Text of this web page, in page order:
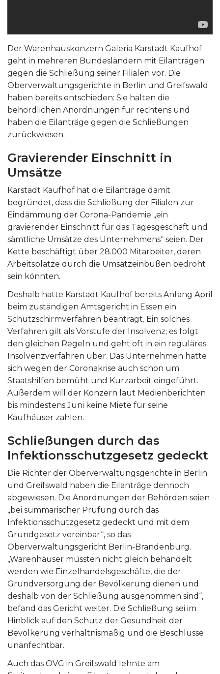
Der Warenhauskonzern Galeria Karstadt Kaufhof
geht in mehreren Bundesländern mit Eilanträgen
gegen die Schließung seiner Filialen vor. Die
Oberverwaltungsgerichte in Berlin und Greifswald
haben bereits entschieden: Sie halten die
behördlichen Anordnungen für rechtens und
haben die Eilanträge gegen die Schließungen
zurückwiesen.
Gravierender Einschnitt in
Umsätze
Karstadt Kaufhof hat die Eilanträge damit
begründet, dass die Schließung der Filialen zur
Eindämmung der Corona-Pandemie „ein
gravierender Einschnitt für das Tagesgeschäft und
sämtliche Umsätze des Unternehmens“ seien. Der
Kette beschäftigt über 28.000 Mitarbeiter, deren
Arbeitsplätze durch die Umsatzeinbußen bedroht
sein könnten.
Deshalb hatte Karstadt Kaufhof bereits Anfang April
beim zuständigen Amtsgericht in Essen ein
Schutzschirmverfahren beantragt. Ein solches
Verfahren gilt als Vorstufe der Insolvenz; es folgt
den gleichen Regeln und geht oft in ein reguläres
Insolvenzverfahren über. Das Unternehmen hatte
sich wegen der Coronakrise auch schon um
Staatshilfen bemüht und Kurzarbeit eingeführt.
Außerdem will der Konzern laut Medienberichten
bis mindestens Juni keine Miete für seine
Kaufhäuser zahlen.
Schließungen durch das
Infektionsschutzgesetz gedeckt
Die Richter der Oberverwaltungsgerichte in Berlin
und Greifswald haben die Eilanträge dennoch
abgewiesen. Die Anordnungen der Behörden seien
„bei summarischer Prüfung durch das
Infektionsschutzgesetz gedeckt und mit dem
Grundgesetz vereinbar“, so das
Oberverwaltungsgericht Berlin-Brandenburg.
„Warenhäuser müssten nicht gleich behandelt
werden wie Einzelhandelsgeschäfte, die der
Grundversorgung der Bevölkerung dienen und
deshalb von der Schließung ausgenommen sind“,
befand das Gericht weiter. Die Schließung sei im
Hinblick auf den Schutz der Gesundheit der
Bevölkerung verhältnismäßig und die Beschlüsse
unanfechtbar.
Auch das OVG in Greifswald lehnte am